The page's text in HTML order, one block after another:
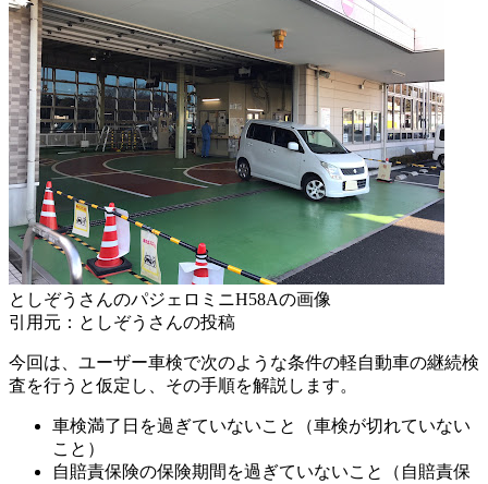
としぞうさんのパジェロミニH58Aの画像
引用元：としぞうさんの投稿
今回は、ユーザー車検で次のような条件の軽自動車の継続検
査を行うと仮定し、その手順を解説します。
車検満了日を過ぎていないこと（車検が切れていない
こと）
自賠責保険の保険期間を過ぎていないこと（自賠責保